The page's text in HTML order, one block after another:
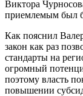
Виктора
приемлемым был
Как пояснил
закон как раз
стандарты на
огромный
поэтому власть
повышении